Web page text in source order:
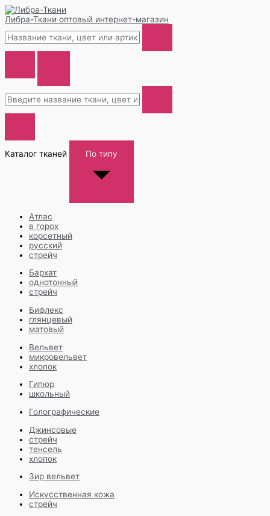
Либра-Ткани оптовый интернет-магазин
Каталог тканей По типу
Атлас
в горох
корсетный
русский
стрейч
Бархат
однотонный
стрейч
Бифлекс
глянцевый
матовый
Вельвет
микровельвет
хлопок
Гипюр
школьный
Голографические
Джинсовые
стрейч
тенсель
хлопок
Зир вельвет
Искусственная кожа
стрейч